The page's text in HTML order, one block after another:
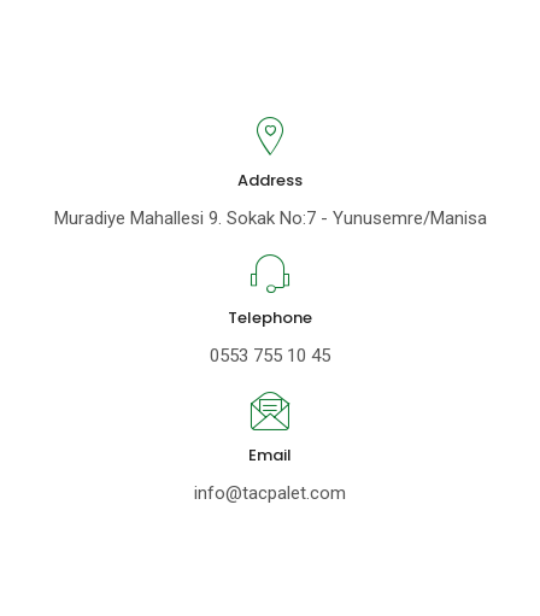
Address
Muradiye Mahallesi 9. Sokak No:7 - Yunusemre/Manisa
Telephone
0553 755 10 45
Email
info@tacpalet.com